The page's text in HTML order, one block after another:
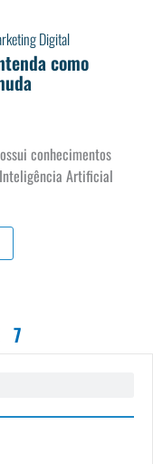
Digital
como
conhecimentos
Artificial
7